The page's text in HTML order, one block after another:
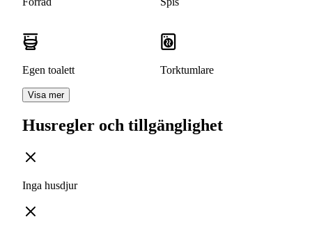
Egen toalett Torktumlare
Visa mer
Husregler och tillgänglighet
Inga husdjur